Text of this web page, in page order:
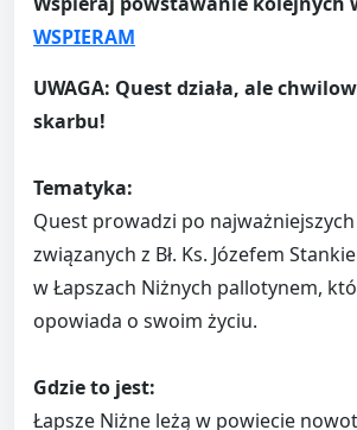
WSPIERAM
UWAGA: Quest działa, ale
skarbu!
Tematyka:
Quest prowadzi po
związanych z Bł. Ks. Józefem
w Łapszach Niżnych pallotynem,
opowiada o swoim życiu.
Gdzie to jest:
Łapsze Niżne leżą w powiecie